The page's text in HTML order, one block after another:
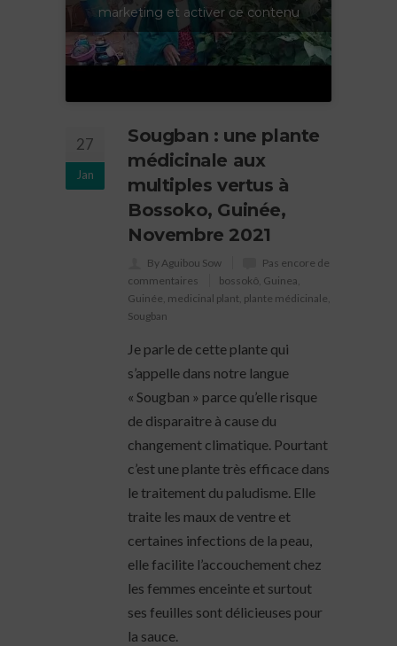
marketing et activer ce contenu
27
Jan
Sougban : une plante
médicinale aux
multiples vertus à
Bossoko, Guinée,
Novembre 2021
By Aguibou Sow
Pas encore de
commentaires
bossokô Guinea
Guinée medicinal plant plante médicinale
Sougban
Je parle de cette plante qui
s’appelle dans notre langue
« Sougban » parce qu’elle risque
de disparaitre à cause du
changement climatique. Pourtant
c’est une plante très efficace dans
le traitement du paludisme. Elle
traite les maux de ventre et
certaines infections de la peau,
elle facilite l’accouchement chez
les femmes enceinte et surtout
ses feuilles sont délicieuses pour
la sauce.